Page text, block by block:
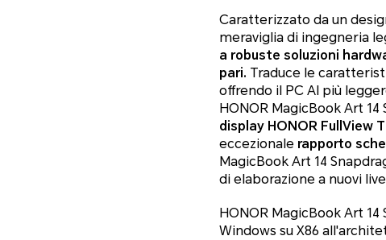
Caratterizzato da un
meraviglia di ingegneria
a robuste soluzioni
pari. Traduce le
offrendo il PC AI più
HONOR MagicBook Art
display HONOR FullView
eccezionale rapporto
MagicBook Art 14
di elaborazione a nuovi
HONOR MagicBook Art
Windows su X86